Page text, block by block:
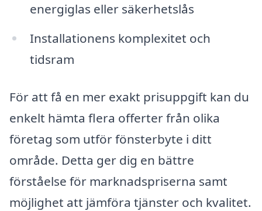
energiglas eller säkerhetslås
Installationens komplexitet och
tidsram
För att få en mer exakt prisuppgift kan du
enkelt hämta flera offerter från olika
företag som utför fönsterbyte i ditt
område. Detta ger dig en bättre
förståelse för marknadspriserna samt
möjlighet att jämföra tjänster och kvalitet.